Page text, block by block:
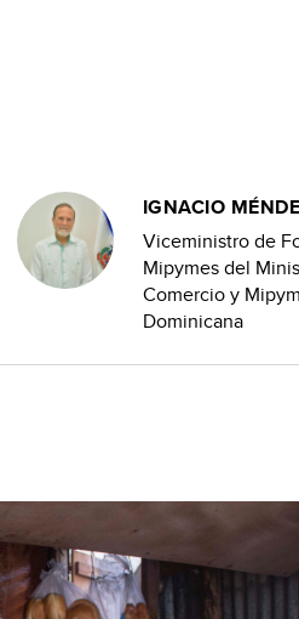
IGNACIO
Viceministro de
Mipymes del
Comercio y
Dominicana